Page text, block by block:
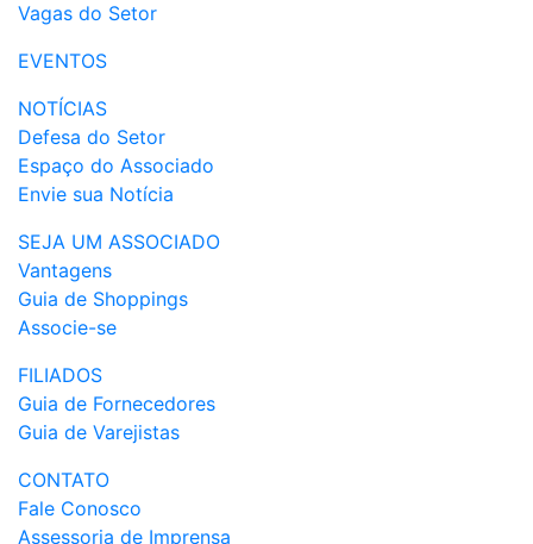
Vagas do Setor
EVENTOS
NOTÍCIAS
Defesa do Setor
Espaço do Associado
Envie sua Notícia
SEJA UM ASSOCIADO
Vantagens
Guia de Shoppings
Associe-se
FILIADOS
Guia de Fornecedores
Guia de Varejistas
CONTATO
Fale Conosco
Assessoria de Imprensa